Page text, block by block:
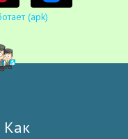
(apk)
Как